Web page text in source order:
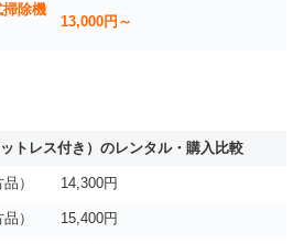
掃除機
13,000円～
トレス付き）のレンタル・購入比較
） 14,300円
） 15,400円